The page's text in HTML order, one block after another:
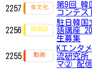
2257
第9回 韓
コンテス
2256
駐日韓国
語講座
生募集
2255
Kエンタ
流研究所
マ② 配信